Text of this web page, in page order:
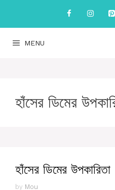
content
MENU
হাঁসের ডিমের
হাঁসের ডিমের উপকারিতা
by Mou